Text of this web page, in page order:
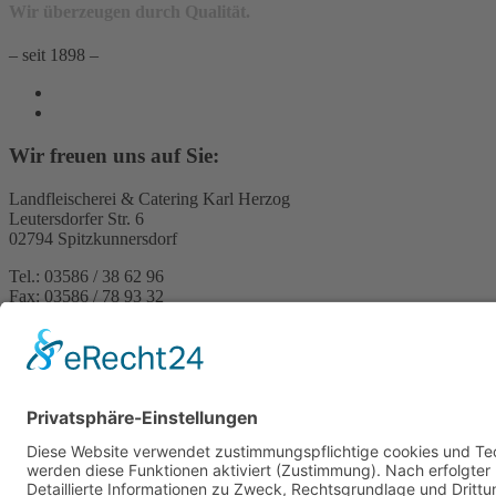
– seit 1898 –
Wir freuen uns auf Sie:
Landfleischerei & Catering Karl Herzog
Leutersdorfer Str. 6
02794 Spitzkunnersdorf
Tel.: 03586 / 38 62 96
Fax: 03586 / 78 93 32
Startseite
Onlineshop
AGB
Vertrag widerrufen
Impressum
Datenschutzerklärung